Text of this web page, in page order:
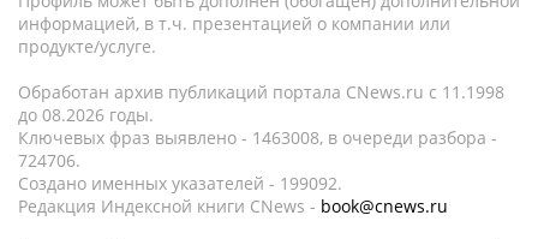
информацией, в т.ч. презентацией о компании или
продукте/услуге.
Обработан архив публикаций портала CNews.ru c 11.1998
до 08.2026 годы.
Ключевых фраз выявлено - 1463008, в очереди разбора -
724706.
Создано именных указателей - 199092.
Редакция Индексной книги CNews - book@cnews.ru